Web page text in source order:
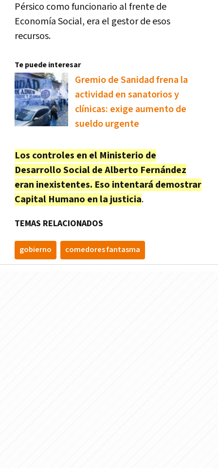
Pérsico como funcionario al frente de
Economía Social, era el gestor de esos
recursos.
Te puede interesar
Gremio de Sanidad frena la
actividad en sanatorios y
clínicas: exige aumento de
sueldo urgente
Los controles en el Ministerio de
Desarrollo Social de Alberto Fernández
eran inexistentes. Eso intentará demostrar
Capital Humano en la justicia.
TEMAS RELACIONADOS
gobierno comedores fantasma